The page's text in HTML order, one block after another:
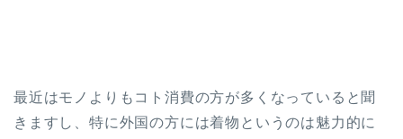
最近はモノよりもコト消費の方が多くなっていると聞
きますし、特に外国の方には着物というのは魅力的に